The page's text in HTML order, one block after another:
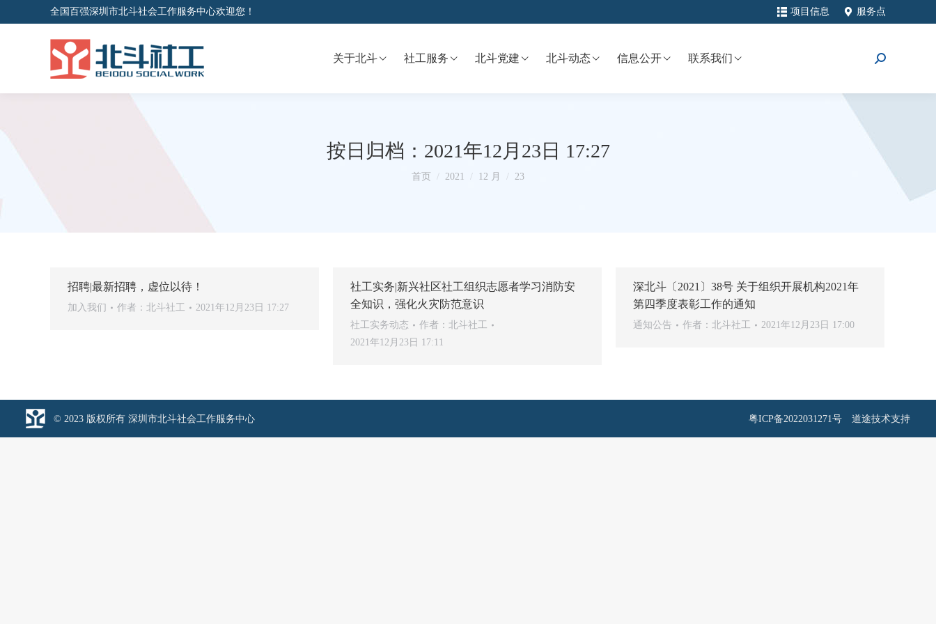
全国百强深圳市北斗社会工作服务中心欢迎您！ 项目信息 服务点
关于北斗 社工服务 北斗党建 北斗动态 信息公开 联系我们
搜
按日归档： 2021年12月23日 17:27
你在这里：
首页 2021 12 月 23
招聘|最新招聘，虚位以待！
加入我们 作者： 北斗社工 2021年12月23日 17:27
社工实务|新兴社区社工组织志愿者学习消防安
全知识，强化火灾防范意识
社工实务动态 作者： 北斗社工
2021年12月23日 17:11
深北斗〔2021〕38号 关于组织开展机构2021年
第四季度表彰工作的通知
通知公告 作者： 北斗社工 2021年12月23日 17:00
© 2023 版权所有 深圳市北斗社会工作服务中心 粤ICP备2022031271号 道途技术支持